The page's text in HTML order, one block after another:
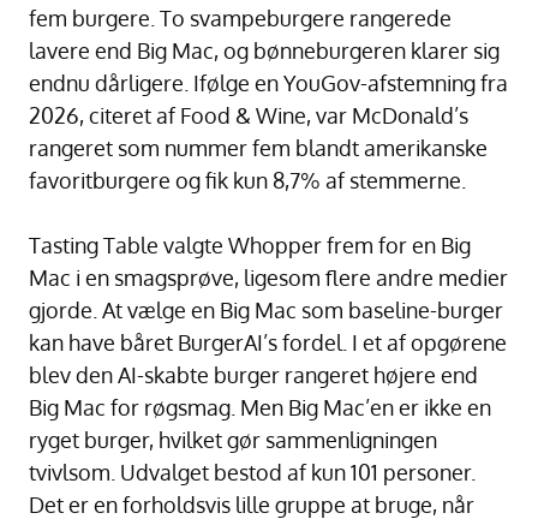
fem burgere. To svampeburgere rangerede
lavere end Big Mac, og bønneburgeren klarer sig
endnu dårligere. Ifølge en YouGov-afstemning fra
2026, citeret af Food & Wine, var McDonald’s
rangeret som nummer fem blandt amerikanske
favoritburgere og fik kun 8,7% af stemmerne.
Tasting Table valgte Whopper frem for en Big
Mac i en smagsprøve, ligesom flere andre medier
gjorde. At vælge en Big Mac som baseline-burger
kan have båret BurgerAI’s fordel. I et af opgørene
blev den AI-skabte burger rangeret højere end
Big Mac for røgsmag. Men Big Mac’en er ikke en
ryget burger, hvilket gør sammenligningen
tvivlsom. Udvalget bestod af kun 101 personer.
Det er en forholdsvis lille gruppe at bruge, når